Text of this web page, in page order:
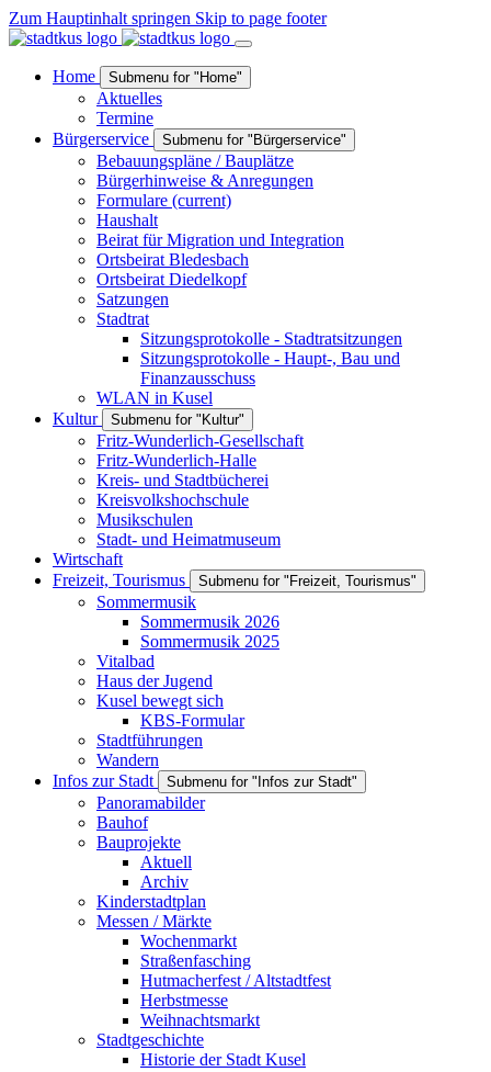
Zum Hauptinhalt springen Skip to page footer
Home Submenu for "Home"
Aktuelles
Termine
Bürgerservice
Submenu for "Bürgerservice"
Bebauungspläne / Bauplätze
Bürgerhinweise & Anregungen
Formulare (current)
Haushalt
Beirat für Migration und Integration
Ortsbeirat Bledesbach
Ortsbeirat Diedelkopf
Satzungen
Stadtrat
Sitzungsprotokolle - Stadtratsitzungen
Sitzungsprotokolle - Haupt-, Bau und
Finanzausschuss
WLAN in Kusel
Kultur
Submenu for "Kultur"
Fritz-Wunderlich-Gesellschaft
Fritz-Wunderlich-Halle
Kreis- und Stadtbücherei
Kreisvolkshochschule
Musikschulen
Stadt- und Heimatmuseum
Wirtschaft
Freizeit, Tourismus
Submenu for "Freizeit, Tourismus"
Sommermusik
Sommermusik 2026
Sommermusik 2025
Vitalbad
Haus der Jugend
Kusel bewegt sich
KBS-Formular
Stadtführungen
Wandern
Infos zur Stadt
Submenu for "Infos zur Stadt"
Panoramabilder
Bauhof
Bauprojekte
Aktuell
Archiv
Kinderstadtplan
Messen / Märkte
Wochenmarkt
Straßenfasching
Hutmacherfest / Altstadtfest
Herbstmesse
Weihnachtsmarkt
Stadtgeschichte
Historie der Stadt Kusel